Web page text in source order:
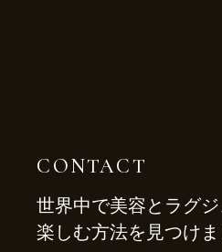
CONTACT
世界中で美容とラグ
楽しむ方法を見つけま